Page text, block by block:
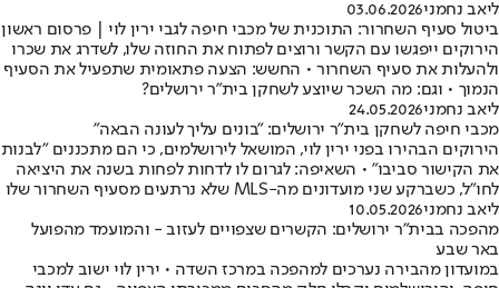
ליאב נחמני03.06.2026
ביטול סעיף השחרור: התוכנית של מכבי חיפה לגבי ירין לוי | פרסום ראשון
הירוקים ייפגשו עם הקשר ורוצים לפתוח את החוזה שלו, לשדרג את שכרו
ולהעלות את סעיף השחרור • החשש: הצעה פתאומית שתפעיל את הסעיף
הנמוך • וגם: מה השכר שיוצע לשחקן בית"ר ירושלים?
ליאב נחמני24.05.2026
מכבי חיפה לשחקן בית"ר ירושלים: "בונים עליך לעונה הבאה"
הירוקים הבהירו בפני ירין לוי, המושאל לירושלמים, כי הם מתכננים "לבנות
את הקישור סביבו" • השאיפה: לגרום לו לדחות לפחות בשנה את היציאה
לחו"ל, כשברקע שני מועדונים מה-MLS שלא נרתעים מסעיף השחרור שלו
ליאב נחמני10.05.2026
מהפכה בבית"ר ירושלים: הקשרים שצפויים לעזוב - והמועמד מהפועל
באר שבע
במועדון מהבירה נערכים למהפכה במרכז השדה • ירין לוי ישוב למכבי